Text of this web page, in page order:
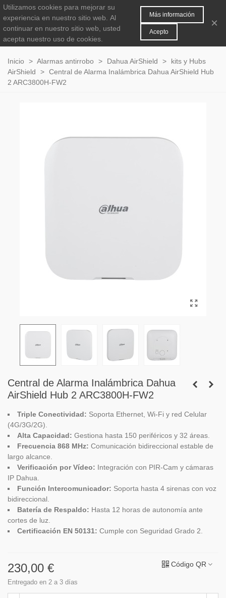
0
Inicio > Alarmas antirrobo > Dahua AirShield >
kits y Hubs
AirShield
> Central de Alarma Inalámbrica Dahua AirShield Hub
2 ARC3800H-FW2
Central de Alarma Inalámbrica Dahua
AirShield Hub 2 ARC3800H-FW2
Triple Conectividad: Soporta Ethernet, Wi-Fi y red Celular
(4G/3G/2G).
Alta Capacidad: Gestiona hasta 150 periféricos y 32 áreas.
Frecuencia 868 MHz: Comunicación bidireccional estable de
largo alcance.
Verificación por Vídeo: Integración con PIR-Cam y cámaras
IP Dahua.
Función Intercomunicador: Soporta hasta 4 sirenas con voz
bidireccional.
Batería de Respaldo: Hasta 12 horas de autonomía ante
cortes de luz.
Certificación EN 50131: Cumple con Seguridad Grado 2.
230,00 €
Entregado en 2 a 3 días
Código QR
Utilizamos cookies para mejorar su
experiencia en nuestro sitio web. Al
continuar en nuestro sitio web, usted
acepta nuestro uso de cookies.
Más información
Acepto
×